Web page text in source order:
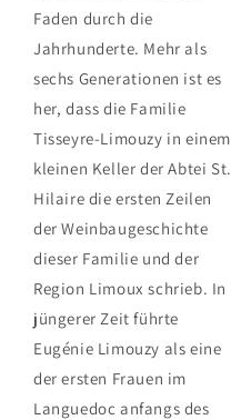
Faden durch die
Jahrhunderte. Mehr als
sechs Generationen ist es
her, dass die Familie
Tisseyre-Limouzy in einem
kleinen Keller der Abtei St.
Hilaire die ersten Zeilen
der Weinbaugeschichte
dieser Familie und der
Region Limoux schrieb. In
jüngerer Zeit führte
Eugénie Limouzy als eine
der ersten Frauen im
Languedoc anfangs des